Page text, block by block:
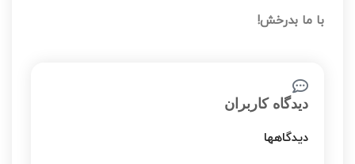
با ما بدرخش!
دیدگاه کاربران
دیدگاهها